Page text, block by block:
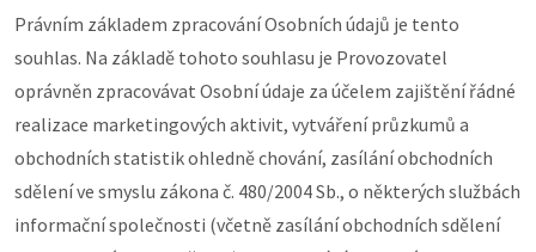
Právním základem zpracování Osobních údajů je tento
souhlas. Na základě tohoto souhlasu je Provozovatel
oprávněn zpracovávat Osobní údaje za účelem zajištění řádné
realizace marketingových aktivit, vytváření průzkumů a
obchodních statistik ohledně chování, zasílání obchodních
sdělení ve smyslu zákona č. 480/2004 Sb., o některých službách
informační společnosti (včetně zasílání obchodních sdělení